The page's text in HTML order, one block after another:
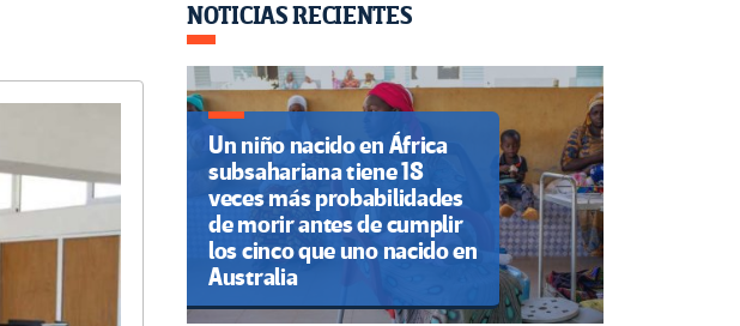
NOTICIAS RECIENTES
Un niño nacido en África
subsahariana tiene 18
veces más probabilidades
de morir antes de cumplir
los cinco que uno nacido en
Australia